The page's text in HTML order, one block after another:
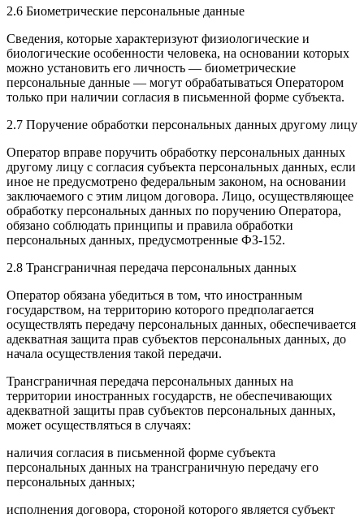
2.6 Биометрические персональные данные
Сведения, которые характеризуют физиологические и
биологические особенности человека, на основании которых
можно установить его личность — биометрические
персональные данные — могут обрабатываться Оператором
только при наличии согласия в письменной форме субъекта.
2.7 Поручение обработки персональных данных другому лицу
Оператор вправе поручить обработку персональных данных
другому лицу с согласия субъекта персональных данных, если
иное не предусмотрено федеральным законом, на основании
заключаемого с этим лицом договора. Лицо, осуществляющее
обработку персональных данных по поручению Оператора,
обязано соблюдать принципы и правила обработки
персональных данных, предусмотренные ФЗ-152.
2.8 Трансграничная передача персональных данных
Оператор обязана убедиться в том, что иностранным
государством, на территорию которого предполагается
осуществлять передачу персональных данных, обеспечивается
адекватная защита прав субъектов персональных данных, до
начала осуществления такой передачи.
Трансграничная передача персональных данных на
территории иностранных государств, не обеспечивающих
адекватной защиты прав субъектов персональных данных,
может осуществляться в случаях:
наличия согласия в письменной форме субъекта
персональных данных на трансграничную передачу его
персональных данных;
исполнения договора, стороной которого является субъект